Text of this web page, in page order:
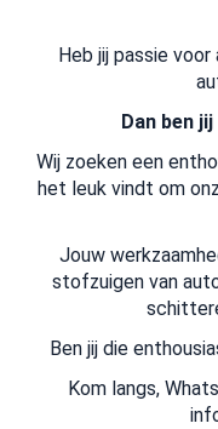
Heb jij passie voor
Dan ben
Wij zoeken een
het leuk vindt om
Jouw
stofzuigen van
Ben jij die
Kom langs,